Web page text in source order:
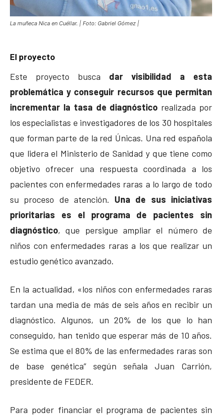
La muñeca Nica en Cuéllar. | Foto: Gabriel Gómez |
El proyecto
Este proyecto busca dar visibilidad a esta
problemática y conseguir recursos que permitan
incrementar la tasa de diagnóstico realizada por
los especialistas e investigadores de los 30 hospitales
que forman parte de la red Únicas. Una red española
que lidera el Ministerio de Sanidad y que tiene como
objetivo ofrecer una respuesta coordinada a los
pacientes con enfermedades raras a lo largo de todo
su proceso de atención. Una de sus iniciativas
prioritarias es el programa de pacientes sin
diagnóstico, que persigue ampliar el número de
niños con enfermedades raras a los que realizar un
estudio genético avanzado.
En la actualidad, «los niños con enfermedades raras
tardan una media de más de seis años en recibir un
diagnóstico. Algunos, un 20% de los que lo han
conseguido, han tenido que esperar más de 10 años.
Se estima que el 80% de las enfermedades raras son
de base genética” según señala Juan Carrión,
presidente de FEDER.
Para poder financiar el programa de pacientes sin